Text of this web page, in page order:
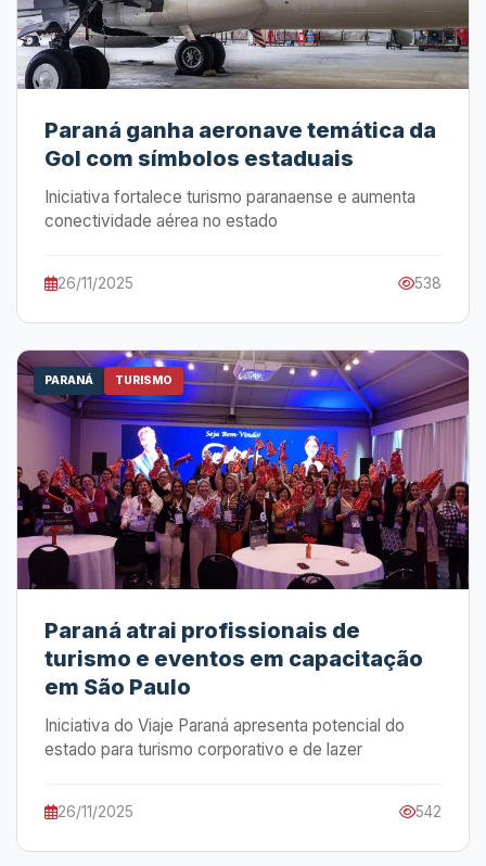
Paraná ganha aeronave temática da
Gol com símbolos estaduais
Iniciativa fortalece turismo paranaense e aumenta
conectividade aérea no estado
26/11/2025 538
PARANÁ TURISMO
Paraná atrai profissionais de
turismo e eventos em capacitação
em São Paulo
Iniciativa do Viaje Paraná apresenta potencial do
estado para turismo corporativo e de lazer
26/11/2025 542